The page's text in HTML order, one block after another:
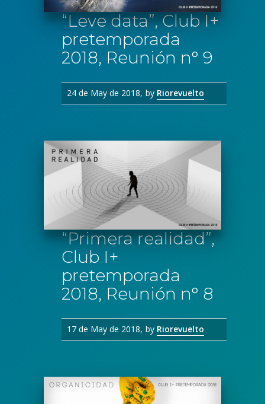
“Leve data”, Club I+
pretemporada
2018, Reunión n° 9
24 de May de 2018 by Riorevuelto
“Primera realidad”,
Club I+
pretemporada
2018, Reunión n° 8
17 de May de 2018 by Riorevuelto